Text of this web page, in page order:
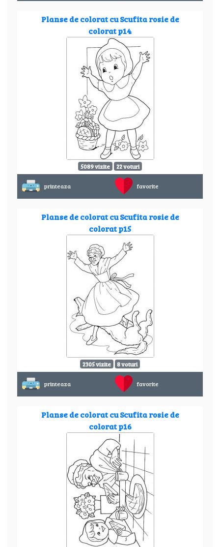
Planse de colorat cu Scufita rosie de
colorat p14
5089 vizite 22 voturi
printeaza favorite
Planse de colorat cu Scufita rosie de
colorat p15
2305 vizite 8 voturi
printeaza favorite
Planse de colorat cu Scufita rosie de
colorat p16